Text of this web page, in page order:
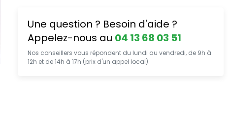
Une question ? Besoin d'aide ?
Appelez-nous au 04 13 68 03 51
Nos conseillers vous répondent du lundi au vendredi, de 9h à
12h et de 14h à 17h (prix d'un appel local).